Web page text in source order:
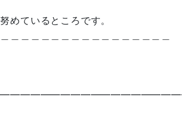
めているところです。